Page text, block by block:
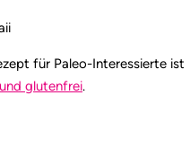
für Paleo-Interessierte ist
glutenfrei.